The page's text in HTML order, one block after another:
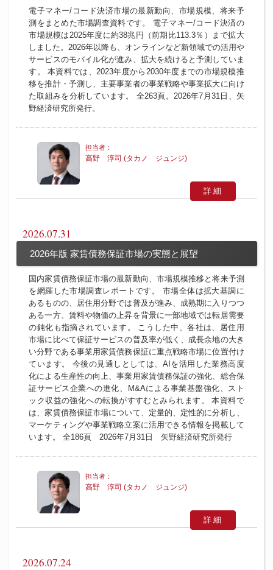
電子マネー/コード決済市場の最新動向、市場規模、将来予
測をまとめた市場調査資料です。 電子マネー/コード決済の
市場規模は2025年度に約38兆円（前期比113.3％）まで拡大
しました。2026年以降も、オンラインなど新領域での活用や
サービスのモバイル化が進み、拡大を続けると予測していま
す。 本資料では、2023年度から2030年度までの市場規模推
移を推計・予測し、主要事業者の事業戦略や事業拡大に向け
た取組みを分析しています。 全263頁。2026年7月31日、矢
野経済研究所発行。
高野 淳司 (タカノ ジュンジ)
詳細
2026.07.31
2026年版 家賃債務保証市場の実態と展望
国内家賃債務保証市場の最新動向、市場規模推移と将来予測
を網羅した市場調査レポートです。 市場全体は拡大基調に
あるものの、居住用分野では普及が進み、成熟期に入りつつ
ある一方、賃料や物価の上昇を背景に一部地域では転居需要
の鈍化も指摘されています。 こうした中、各社は、居住用
市場に比べて保証サービスの普及率が低く、成長余地の大き
い分野である事業用家賃債務保証に重点戦略市場に位置付け
ています。 今後の見通しとしては、AIを活用した業務高度
化による生産性の向上、事業用家賃債務保証の強化、総合保
証サービス企業への進化、M&Aによる事業基盤強化、スト
ック収益の強化への転換がすすむとみられます。 本資料で
は、家賃債務保証市場について、定量的、定性的に分析し、
マーケティングや事業戦略立案に活用できる情報を掲載して
います。 全186頁 2026年7月31日 矢野経済研究所発行
高野 淳司 (タカノ ジュンジ)
詳細
2026.07.24